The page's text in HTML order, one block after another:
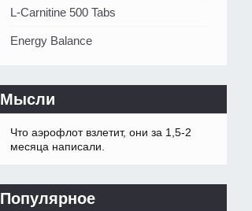
L-Carnitine 500 Tabs
Energy Balance
Мысли
Что аэрофлот взлетит, они за 1,5-2
месяца написали.
Популярное